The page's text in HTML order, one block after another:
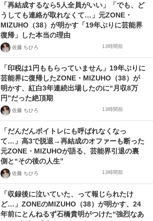
「再結成するなら5人全員がいい」「でも、ど
うしても連絡が取れなくて…」元ZONE・
MIZUHO（38）が明かす「19年ぶりに芸能界
復帰」した本当の理由
佐藤 ちひろ 13時間前
「印税は1円ももらっていません」19年ぶりに
芸能界に復帰したZONE・MIZUHO（38）が
明かす、紅白3年連続出場したのに“月収8万
円”だった絶頂期
佐藤 ちひろ 13時間前
「だんだんボイトレにも呼ばれなくなっ
て…」高3で脱退→再結成のオファーも断った
元ZONE・MIZUHOが語る、芸能界引退の裏
側と“その後の人生”
佐藤 ちひろ 13時間前
「収録後に泣いていた、って報じられたけ
ど…」ZONEのMIZUHO（38）が明かす、24
年前にとんねるず石橋貴明がつけた“強烈なあ